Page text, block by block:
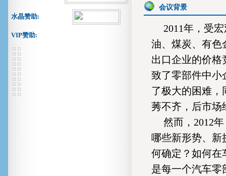
水晶赞助:
VIP赞助:
会议背景
2011年，受
油、煤炭、有色
出口企业的价格
致了零部件中小
了极大的困难，
莠不齐，后市场
然而，2012
哪些新形势、新
何确定？如何在
是每一个汽车零